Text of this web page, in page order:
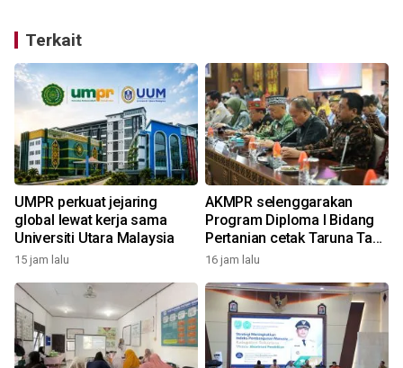
Terkait
UMPR perkuat jejaring
global lewat kerja sama
Universiti Utara Malaysia
15 jam lalu
AKMPR selenggarakan
Program Diploma I Bidang
Pertanian cetak Taruna Tani
Huma Betang
16 jam lalu